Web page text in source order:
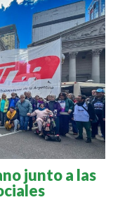
junto a las